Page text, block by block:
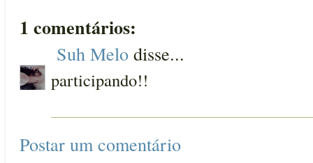
1 comentários:
Suh Melo disse...
participando!!
Postar um comentário